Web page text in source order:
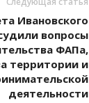
Ивановского
вопросы
ФАПа,
территории и
деятельности